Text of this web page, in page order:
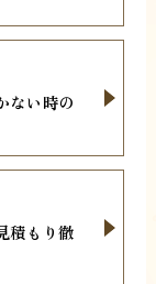
ない時の
積もり徹